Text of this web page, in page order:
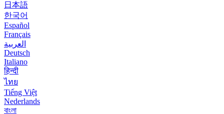
日本語
한국어
Español
Français
العربية
Deutsch
Italiano
हिन्दी
ไทย
Tiếng Việt
Nederlands
বাংলা